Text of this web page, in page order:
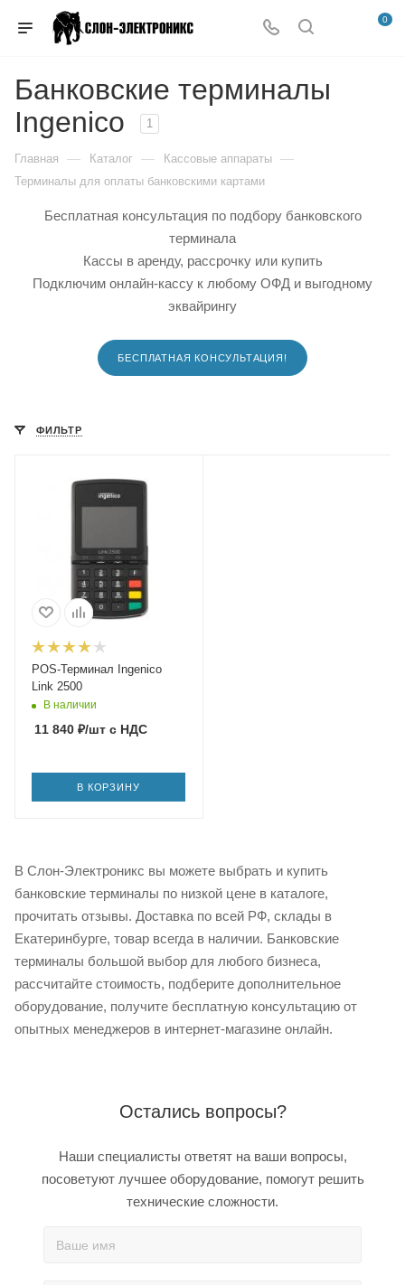
0
Банковские терминалы
Ingenico
1
Главная — Каталог — Кассовые аппараты —
Терминалы для оплаты банковскими картами
Бесплатная консультация по подбору банковского
терминала
Кассы в аренду, рассрочку или купить
Подключим онлайн-кассу к любому ОФД и выгодному
эквайрингу
БЕСПЛАТНАЯ КОНСУЛЬТАЦИЯ!
ФИЛЬТР
POS-Терминал Ingenico
Link 2500
В наличии
11 840 ₽/шт с НДС
В КОРЗИНУ
В Слон-Электроникс вы можете выбрать и купить
банковские терминалы по низкой цене в каталоге,
прочитать отзывы. Доставка по всей РФ, склады в
Екатеринбурге, товар всегда в наличии. Банковские
терминалы большой выбор для любого бизнеса,
рассчитайте стоимость, подберите дополнительное
оборудование, получите бесплатную консультацию от
опытных менеджеров в интернет-магазине онлайн.
Остались вопросы?
Наши специалисты ответят на ваши вопросы,
посоветуют лучшее оборудование, помогут решить
технические сложности.